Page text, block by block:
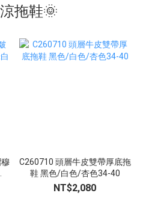
拖鞋🌞
C260710 頭層牛皮雙帶厚底拖
鞋 黑色/白色/杏色34-40
NT$2,080